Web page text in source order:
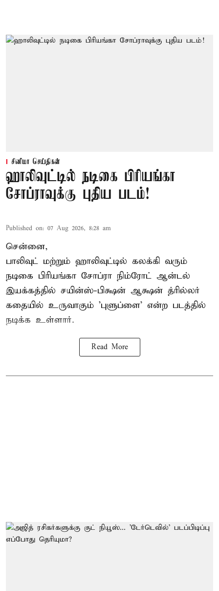
சினிமா செய்திகள்
ஹாலிவுட்டில் நடிகை பிரியங்கா
சோப்ராவுக்கு புதிய படம்!
Published on: 07 Aug 2026, 8:28 am
சென்னை,
பாலிவுட் மற்றும் ஹாலிவுட்டில் கலக்கி வரும்
நடிகை பிரியங்கா சோப்ரா நிம்ரோட் ஆன்டல்
இயக்கத்தில் சயின்ஸ்-பிக்ஷன் ஆக்ஷன் த்ரில்லர்
கதையில் உருவாகும் 'புளுப்ளை' என்ற படத்தில்
நடிக்க உள்ளார்.
Read More